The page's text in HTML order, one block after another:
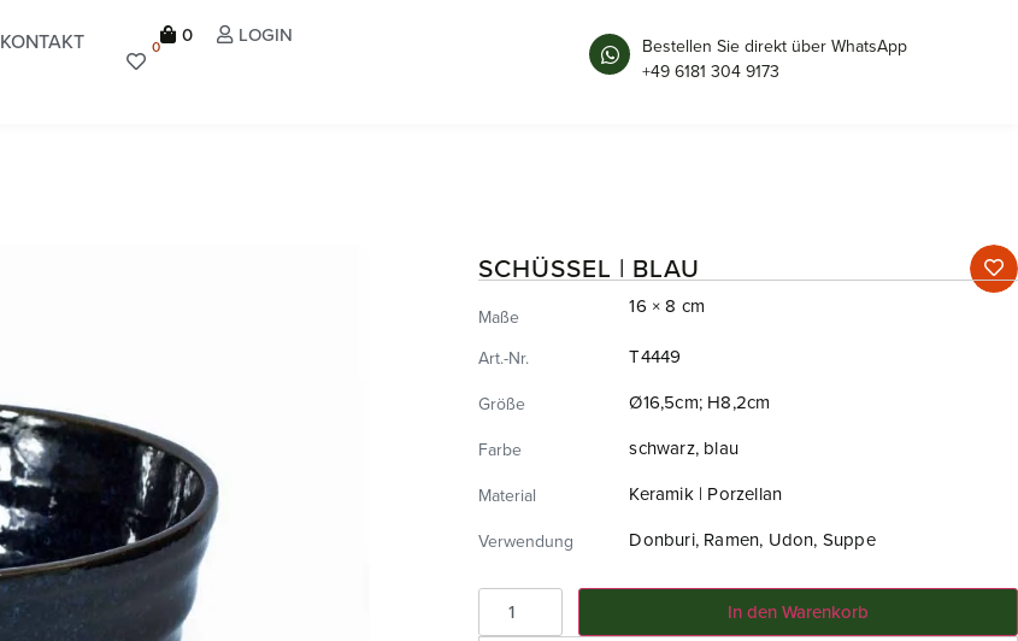
KONTAKT 0 0 LOGIN
Bestellen Sie direkt über WhatsApp
+49 6181 304 9173
SCHÜSSEL | BLAU
Maße 16 × 8 cm
Art.-Nr. T4449
Größe Ø16,5cm; H8,2cm
Farbe schwarz, blau
Material Keramik | Porzellan
Verwendung Donburi, Ramen, Udon, Suppe
In den Warenkorb